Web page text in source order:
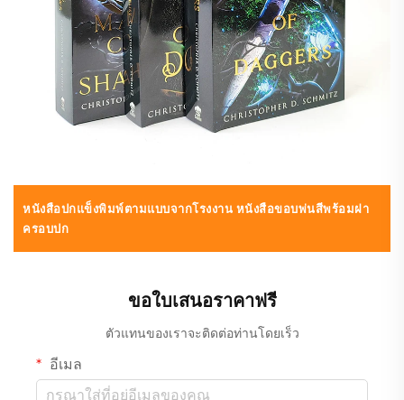
หนังสือปกแข็งพิมพ์ตามแบบจากโรงงาน หนังสือขอบพ่นสีพร้อมฝา
ครอบปก
ขอใบเสนอราคาฟรี
ตัวแทนของเราจะติดต่อท่านโดยเร็ว
อีเมล